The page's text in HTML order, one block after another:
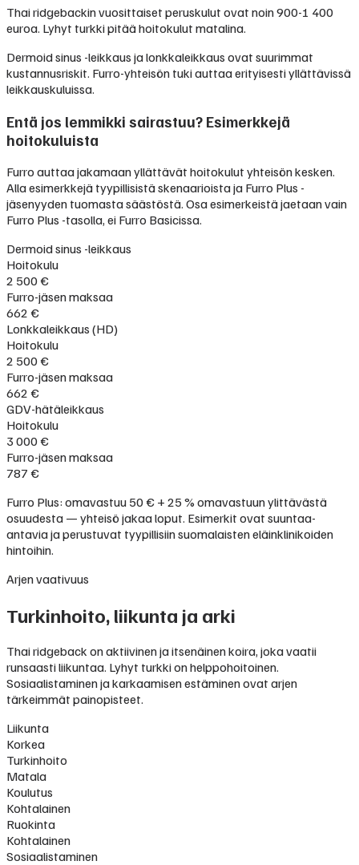
Thai ridgebackin vuosittaiset peruskulut ovat noin 900-1 400
euroa. Lyhyt turkki pitää hoitokulut matalina.
Dermoid sinus -leikkaus ja lonkkaleikkaus ovat suurimmat
kustannusriskit. Furro-yhteisön tuki auttaa erityisesti yllättävissä
leikkauskuluissa.
Entä jos lemmikki sairastuu? Esimerkkejä
hoitokuluista
Furro auttaa jakamaan yllättävät hoitokulut yhteisön kesken.
Alla esimerkkejä tyypillisistä skenaarioista ja Furro Plus -
jäsenyyden tuomasta säästöstä. Osa esimerkeistä jaetaan vain
Furro Plus -tasolla, ei Furro Basicissa.
Dermoid sinus -leikkaus
Hoitokulu
2 500 €
Furro-jäsen maksaa
662 €
Lonkkaleikkaus (HD)
Hoitokulu
2 500 €
Furro-jäsen maksaa
662 €
GDV-hätäleikkaus
Hoitokulu
3 000 €
Furro-jäsen maksaa
787 €
Furro Plus: omavastuu 50 € + 25 % omavastuun ylittävästä
osuudesta — yhteisö jakaa loput. Esimerkit ovat suuntaa-
antavia ja perustuvat tyypillisiin suomalaisten eläinklinikoiden
hintoihin.
Arjen vaativuus
Turkinhoito, liikunta ja arki
Thai ridgeback on aktiivinen ja itsenäinen koira, joka vaatii
runsaasti liikuntaa. Lyhyt turkki on helppohoitoinen.
Sosiaalistaminen ja karkaamisen estäminen ovat arjen
tärkeimmät painopisteet.
Liikunta
Korkea
Turkinhoito
Matala
Koulutus
Kohtalainen
Ruokinta
Kohtalainen
Sosiaalistaminen